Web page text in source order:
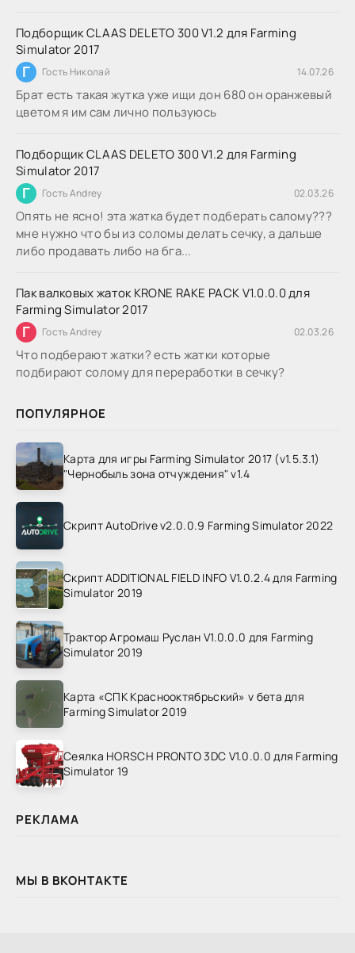
Подборщик CLAAS DELETO 300 V1.2 для Farming
Simulator 2017
Г Гость Николай 14.07.26
Брат есть такая жутка уже ищи дон 680 он оранжевый
цветом я им сам лично пользуюсь
Подборщик CLAAS DELETO 300 V1.2 для Farming
Simulator 2017
Г Гость Andrey 02.03.26
Опять не ясно! эта жатка будет подберать салому???
мне нужно что бы из соломы делать сечку, а дальше
либо продавать либо на бга...
Пак валковых жаток KRONE RAKE PACK V1.0.0.0 для
Farming Simulator 2017
Г Гость Andrey 02.03.26
Что подберают жатки? есть жатки которые
подбирают солому для переработки в сечку?
ПОПУЛЯРНОЕ
Карта для игры Farming Simulator 2017 (v1.5.3.1)
"Чернобыль зона отчуждения" v1.4
Скрипт AutoDrive v2.0.0.9 Farming Simulator 2022
Скрипт ADDITIONAL FIELD INFO V1.0.2.4 для Farming
Simulator 2019
Трактор Агромаш Руслан V1.0.0.0 для Farming
Simulator 2019
Карта «СПК Краснооктябрьский» v бета для
Farming Simulator 2019
Сеялка HORSCH PRONTO 3DC V1.0.0.0 для Farming
Simulator 19
РЕКЛАМА
МЫ В ВКОНТАКТЕ